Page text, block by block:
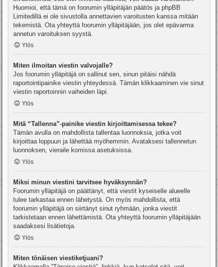
Huomioi, että tämä on foorumin ylläpitäjän päätös ja phpBB
Limitedillä ei ole sivustolla annettavien varoitusten kanssa mitään
tekemistä. Ota yhteyttä foorumin ylläpitäjään, jos olet epävarma
annetun varoituksen syystä.
Ylös
Miten ilmoitan viestin valvojalle?
Jos foorumin ylläpitäjä on sallinut sen, sinun pitäisi nähdä
raportointipainike viestin yhteydessä. Tämän klikkaaminen vie sinut
viestin raportoinnin vaiheiden läpi.
Ylös
Mitä “Tallenna”-painike viestin kirjoittamisessa tekee?
Tämän avulla on mahdollista tallentaa luonnoksia, jotka voit
kirjoittaa loppuun ja lähettää myöhemmin. Avataksesi tallennetun
luonnoksen, vieraile komissa asetuksissa.
Ylös
Miksi minun viestini tarvitsee hyväksynnän?
Foorumin ylläpitäjä on päättänyt, että viestit kyseiselle alueelle
tulee tarkastaa ennen lähetystä. On myös mahdollista, että
foorumin ylläpitäjä on siirtänyt sinut ryhmään, jonka viestit
tarkistetaan ennen lähettämistä. Ota yhteyttä foorumin ylläpitäjään
saadaksesi lisätietoja.
Ylös
Miten tönäisen viestiketjuani?